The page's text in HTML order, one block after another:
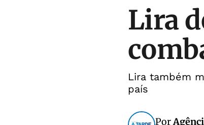
Lira
Lira também
país
Por